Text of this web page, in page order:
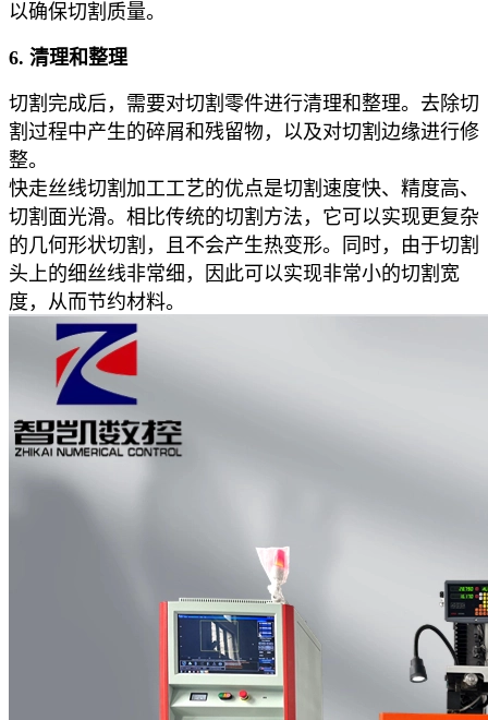
以确保切割质量。
6. 清理和整理
切割完成后，需要对切割零件进行清理和整理。去除切
割过程中产生的碎屑和残留物，以及对切割边缘进行修
整。
快走丝线切割加工工艺的优点是切割速度快、精度高、
切割面光滑。相比传统的切割方法，它可以实现更复杂
的几何形状切割，且不会产生热变形。同时，由于切割
头上的细丝线非常细，因此可以实现非常小的切割宽
度，从而节约材料。